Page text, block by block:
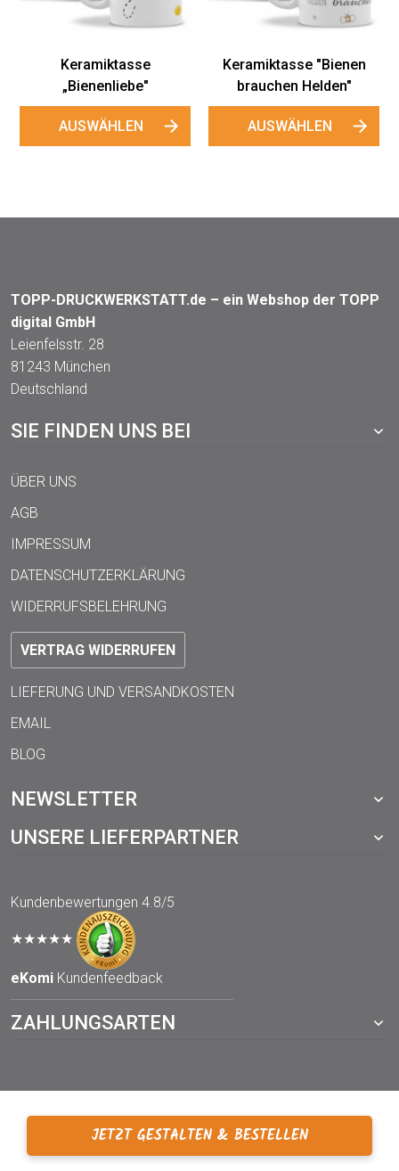
JETZT GESTALTEN & BESTELLEN
Keramiktasse "Bienen
brauchen Helden"
AUSWÄHLEN
AUSWÄHLEN
TOPP-DRUCKWERKSTATT.de – ein Webshop der TOPP
digital GmbH
Leienfelsstr. 28
81243 München
Deutschland
SIE FINDEN UNS BEI
ÜBER UNS
AGB
IMPRESSUM
DATENSCHUTZERKLÄRUNG
WIDERRUFSBELEHRUNG
VERTRAG WIDERRUFEN
LIEFERUNG UND VERSANDKOSTEN
EMAIL
BLOG
NEWSLETTER
UNSERE LIEFERPARTNER
Kundenbewertungen 4.8/5
★★★★★
eKomi Kundenfeedback
ZAHLUNGSARTEN
© 2021 TOPP-DRUCKWERKSTATT.de – ein Webshop von der
TOPP digital GmbH